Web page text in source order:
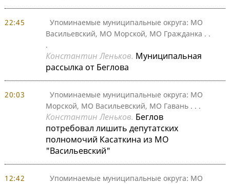
22:45
Упоминаемые муниципальные округа: МО
Васильевский, МО Морской, МО Гражданка . .
.
Константин Леньков. Муниципальная
рассылка от Беглова
20:03
Упоминаемые муниципальные округа: МО
Морской, МО Васильевский, МО Гавань . . .
Константин Леньков. Беглов
потребовал лишить депутатских
полномочий Касаткина из МО
"Васильевский"
12:42
Упоминаемые муниципальные округа: МО